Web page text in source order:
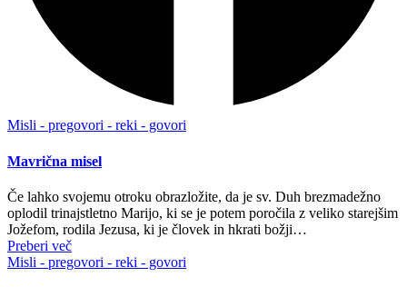
Misli - pregovori - reki - govori
Mavrična misel
Če lahko svojemu otroku obrazložite, da je sv. Duh brezmadežno
oplodil trinajstletno Marijo, ki se je potem poročila z veliko starejšim
Jožefom, rodila Jezusa, ki je človek in hkrati božji…
Preberi več
Misli - pregovori - reki - govori